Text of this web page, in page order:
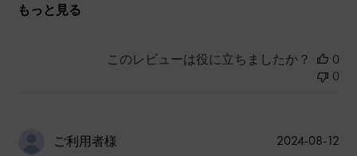
もっと見る
このレビューは役に立ちましたか？
0
0
ご利用者様
公
2024-08-12